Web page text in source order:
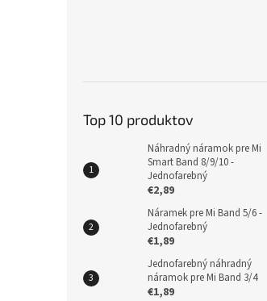
Top 10 produktov
Náhradný náramok pre Mi
Smart Band 8/9/10 -
Jednofarebný
€2,89
Náramek pre Mi Band 5/6 -
Jednofarebný
€1,89
Jednofarebný náhradný
náramok pre Mi Band 3/4
€1,89